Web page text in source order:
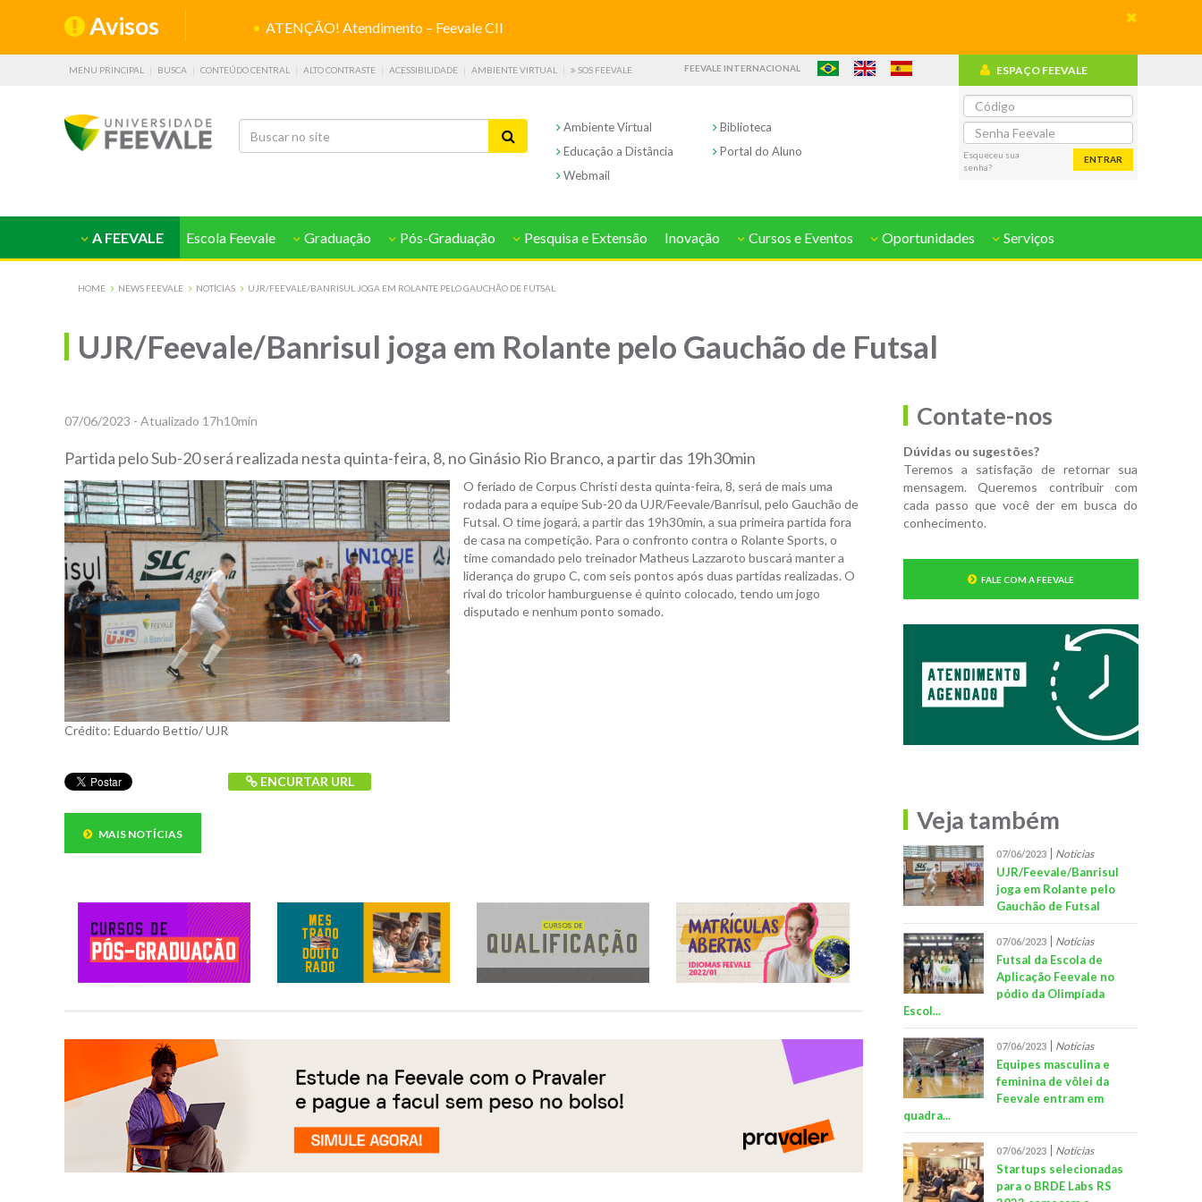
Avisos ATENÇÃO! Atendimento – Feevale CII
MENU PRINCIPAL BUSCA CONTEÚDO CENTRAL ALTO CONTRASTE ACESSIBILIDADE AMBIENTE VIRTUAL SOS FEEVALE FEEVALE INTERNACIONAL
Ambiente Virtual
Biblioteca
Educação a Distância
Portal do Aluno
Webmail
ESPAÇO FEEVALE
Esqueceu sua
senha?
ENTRAR
A FEEVALE Escola Feevale Graduação Pós-Graduação Pesquisa e Extensão Inovação Cursos e Eventos Oportunidades Serviços
HOME NEWS FEEVALE NOTÍCIAS UJR/FEEVALE/BANRISUL JOGA EM ROLANTE PELO GAUCHÃO DE FUTSAL
UJR/Feevale/Banrisul joga em Rolante pelo Gauchão de Futsal
07/06/2023 - Atualizado 17h10min
Partida pelo Sub-20 será realizada nesta quinta-feira, 8, no Ginásio Rio Branco, a partir das 19h30min
Crédito: Eduardo Bettio/ UJR
O feriado de Corpus Christi desta quinta-feira, 8, será de mais uma
rodada para a equipe Sub-20 da UJR/Feevale/Banrisul, pelo Gauchão de
Futsal. O time jogará, a partir das 19h30min, a sua primeira partida fora
de casa na competição. Para o confronto contra o Rolante Sports, o
time comandado pelo treinador Matheus Lazzaroto buscará manter a
liderança do grupo C, com seis pontos após duas partidas realizadas. O
rival do tricolor hamburguense é quinto colocado, tendo um jogo
disputado e nenhum ponto somado.
ENCURTAR URL
MAIS NOTÍCIAS
Contate-nos
Dúvidas ou sugestões?
Teremos a satisfação de retornar sua
mensagem. Queremos contribuir com
cada passo que você der em busca do
conhecimento.
FALE COM A FEEVALE
Veja também
07/06/2023 Notícias
UJR/Feevale/Banrisul
joga em Rolante pelo
Gauchão de Futsal
07/06/2023 Notícias
Futsal da Escola de
Aplicação Feevale no
pódio da Olimpíada
Escol...
07/06/2023 Notícias
Equipes masculina e
feminina de vôlei da
Feevale entram em
quadra...
07/06/2023 Notícias
Startups selecionadas
para o BRDE Labs RS